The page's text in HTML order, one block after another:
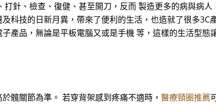
針、檢查、復健、甚至開刀，反而 製造更多的病與病
科技的日新月異，帶來了便利的生活，也造就了很多3C
產品，無論是平板電腦又或是手機 等，這樣的生活型態
髖關節為準。 若穿背架感到疼痛不適時， 醫療頸圈推薦